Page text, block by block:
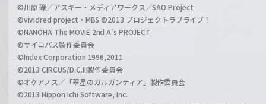
©川原 礫／アスキー・メディアワークス／SAO Project
©vividred project・MBS ©2013 プロジェクトラブライブ！
©NANOHA The MOVIE 2nd A's PROJECT
©サイコパス製作委員会
©Index Corporation 1996,2011
©2013 CIRCUS/D.C.III製作委員会
©オケアノス／「翠星のガルガンティア」製作委員会
©2013 Nippon Ichi Software, Inc.